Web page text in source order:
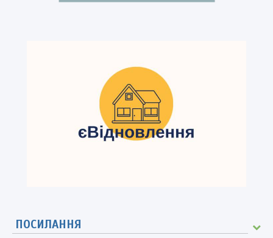
ПОСИЛАННЯ